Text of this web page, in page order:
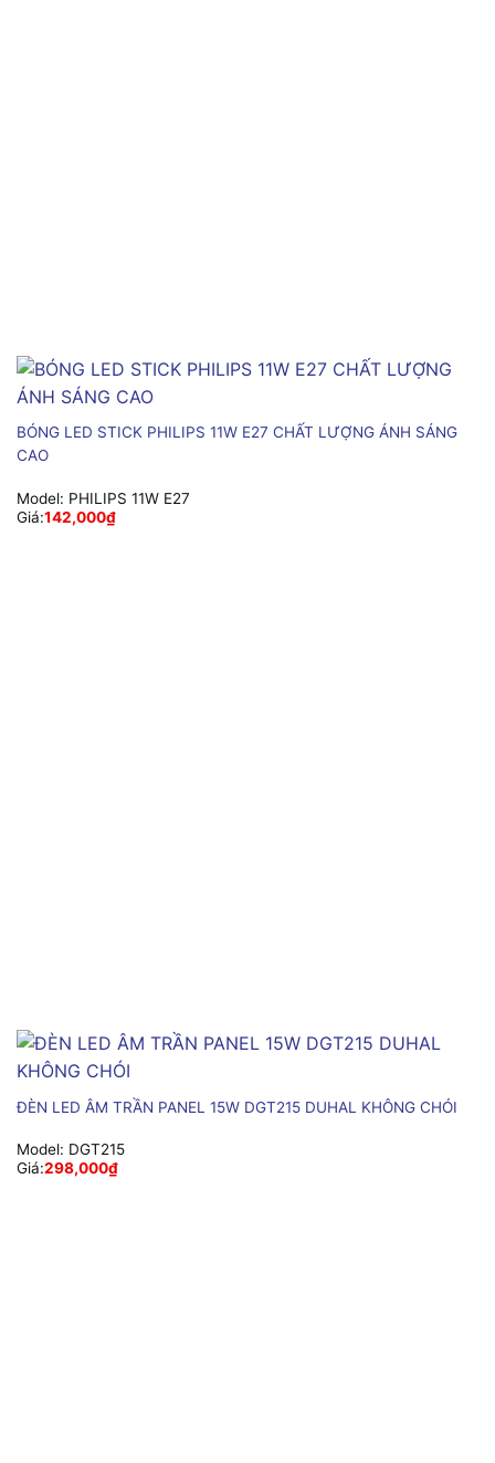
BÓNG LED STICK PHILIPS 11W E27 CHẤT LƯỢNG ÁNH SÁNG
CAO
Model: PHILIPS 11W E27
Giá:142,000₫
ĐÈN LED ÂM TRẦN PANEL 15W DGT215 DUHAL KHÔNG CHÓI
Model: DGT215
Giá:298,000₫